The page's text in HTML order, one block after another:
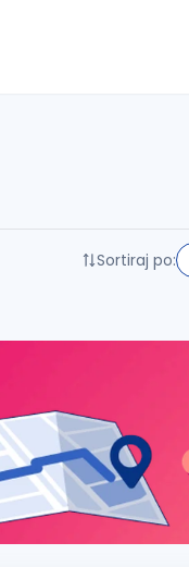
Sortiraj po: